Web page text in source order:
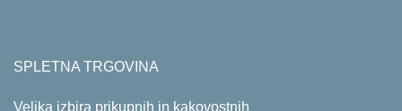
SPLETNA TRGOVINA
Velika izbira prikupnih in kakovostnih